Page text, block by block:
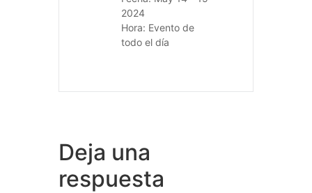
2024
Hora: Evento de
todo el día
Deja una
respuesta